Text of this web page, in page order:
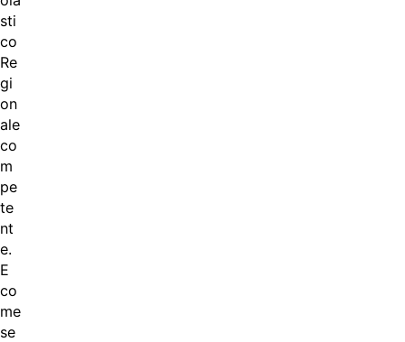
sti
co
Re
gi
on
ale
co
m
pe
te
nt
e.
E
co
me
se